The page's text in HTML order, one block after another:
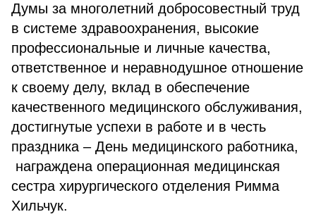
Думы за многолетний добросовестный труд
в системе здравоохранения, высокие
профессиональные и личные качества,
ответственное и неравнодушное отношение
к своему делу, вклад в обеспечение
качественного медицинского обслуживания,
достигнутые успехи в работе и в честь
праздника – День медицинского работника,
награждена операционная медицинская
сестра хирургического отделения Римма
Хильчук.